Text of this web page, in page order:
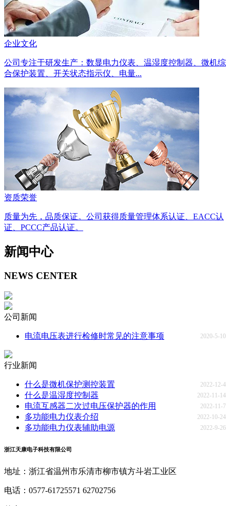
企业文化
公司专注于研发生产：数显电力仪表、温湿度控制器、微机综
合保护装置、开关状态指示仪、电量...
资质荣誉
质量为先，品质保证。公司获得质量管理体系认证、EACC认
证、PCCC产品认证。
新闻中心
NEWS CENTER
公司新闻
电流电压表进行检修时常见的注意事项 2020-5-10
行业新闻
什么是微机保护测控装置 2022-12-4
什么是温湿度控制器 2022-11-14
电流互感器二次过电压保护器的作用 2022-11-7
多功能电力仪表介绍 2022-10-24
多功能电力仪表辅助电源 2022-9-26
浙江天康电子科技有限公司
地址：浙江省温州市乐清市柳市镇方斗岩工业区
电话：0577-61725571 62702756